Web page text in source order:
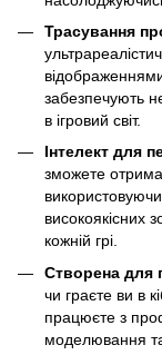
Трасування
забезпечують
в ігровий світ.
Інтелект для
зможете
високоякісних
кожній грі.
Створена для
чи граєте ви в
працюєте з
моделювання